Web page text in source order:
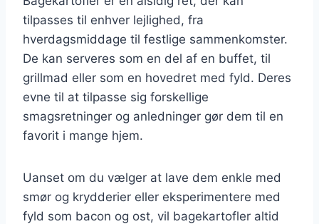
tilpasses til enhver lejlighed, fra
hverdagsmiddage til festlige sammenkomster.
De kan serveres som en del af en buffet, til
grillmad eller som en hovedret med fyld. Deres
evne til at tilpasse sig forskellige
smagsretninger og anledninger gør dem til en
favorit i mange hjem.
Uanset om du vælger at lave dem enkle med
smør og krydderier eller eksperimentere med
fyld som bacon og ost, vil bagekartofler altid